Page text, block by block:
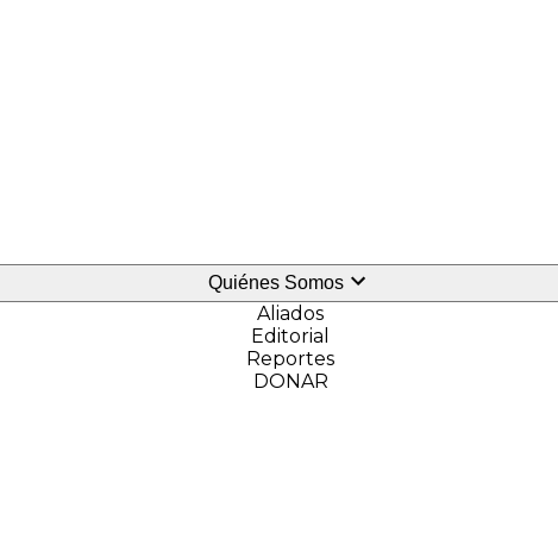
Quiénes Somos
Aliados
Editorial
Reportes
DONAR